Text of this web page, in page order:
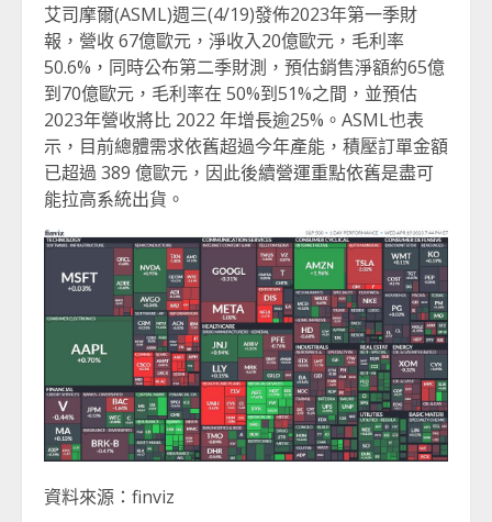
艾司摩爾(ASML)週三(4/19)發佈2023年第一季財
報，營收 67億歐元，淨收入20億歐元，毛利率
50.6%，同時公布第二季財測，預估銷售淨額約65億
到70億歐元，毛利率在 50%到51%之間，並預估
2023年營收將比 2022 年增長逾25%。ASML也表
示，目前總體需求依舊超過今年產能，積壓訂單金額
已超過 389 億歐元，因此後續營運重點依舊是盡可
能拉高系統出貨。
資料來源：finviz